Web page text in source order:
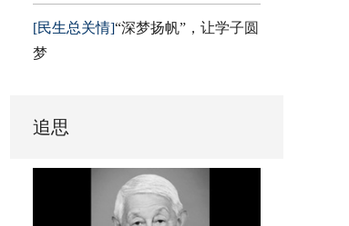
[民生总关情]“深梦扬帆”，让学子圆
梦
追思